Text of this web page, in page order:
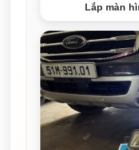
Lắp màn